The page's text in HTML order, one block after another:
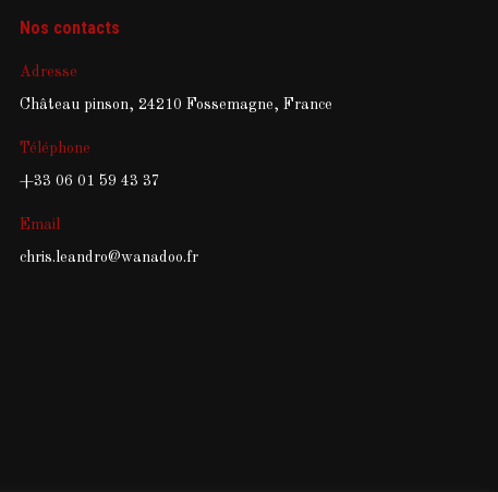
Nos contacts
Adresse
Château pinson, 24210 Fossemagne, France
Téléphone
+33 06 01 59 43 37
Email
chris.leandro@wanadoo.fr